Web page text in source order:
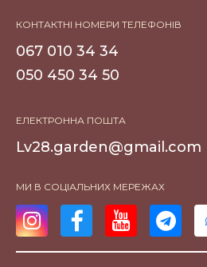
КОНТАКТНІ НОМЕРИ ТЕЛЕФОНІВ
067 010 34 34
050 450 34 50
ЕЛЕКТРОННА ПОШТА
Lv28.garden@gmail.com
МИ В СОЦІАЛЬНИХ МЕРЕЖАХ